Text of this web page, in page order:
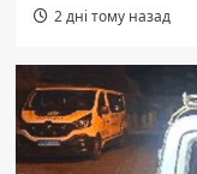
2 дні тому назад